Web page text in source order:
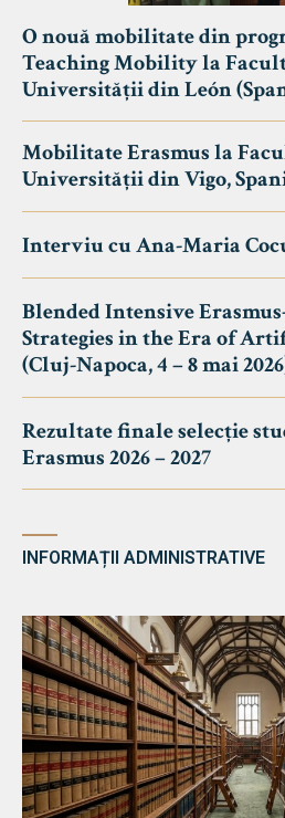
O nouă mobilitate din
Teaching Mobility la
Universității din León
Mobilitate Erasmus la
Universității din Vigo,
Interviu cu Ana-Maria
Blended Intensive
Strategies in the Era of
(Cluj-Napoca, 4 – 8 mai
Rezultate finale selecție
Erasmus 2026 – 2027
INFORMAȚII ADMINISTRATIVE